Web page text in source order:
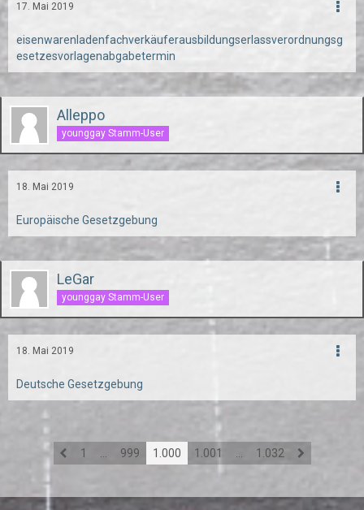
17. Mai 2019
eisenwarenladenfachverkäuferausbildungserlassverordnungsg
esetzesvorlagenabgabetermin
Alleppo
younggay Stamm-User
18. Mai 2019
Europäische Gesetzgebung
LeGar
younggay Stamm-User
18. Mai 2019
Deutsche Gesetzgebung
1 999 1.000 1.001 1.032